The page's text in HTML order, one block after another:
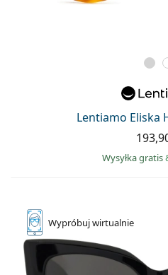
Lentiamo Eliska
Wysyłka gratis
Wypróbujwirtualnie